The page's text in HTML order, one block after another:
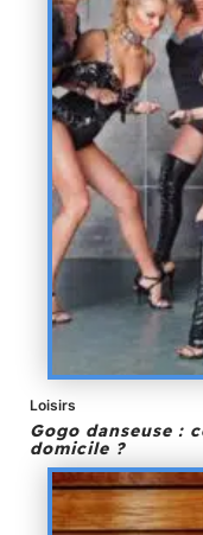
Loisirs
Gogo danseuse :
domicile ?